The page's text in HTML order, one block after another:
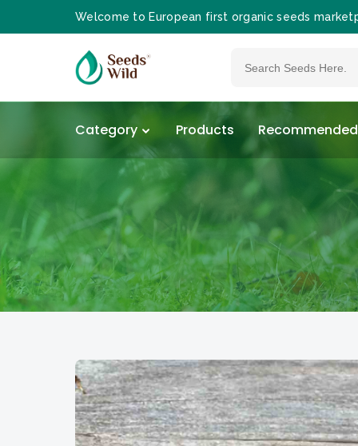
Welcome to European first organic seeds
Category Products Recommended